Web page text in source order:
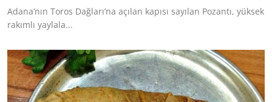
Adana’nın Toros Dağları’na açılan kapısı sayılan Pozantı, yüksek
rakımlı yaylala...